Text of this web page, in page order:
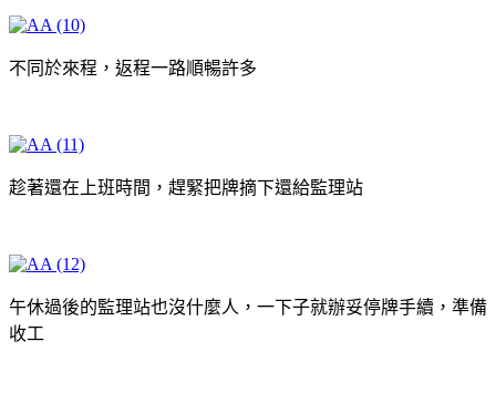
不同於來程，返程一路順暢許多
趁著還在上班時間，趕緊把牌摘下還給監理站
午休過後的監理站也沒什麼人，一下子就辦妥停牌手續，準備
收工